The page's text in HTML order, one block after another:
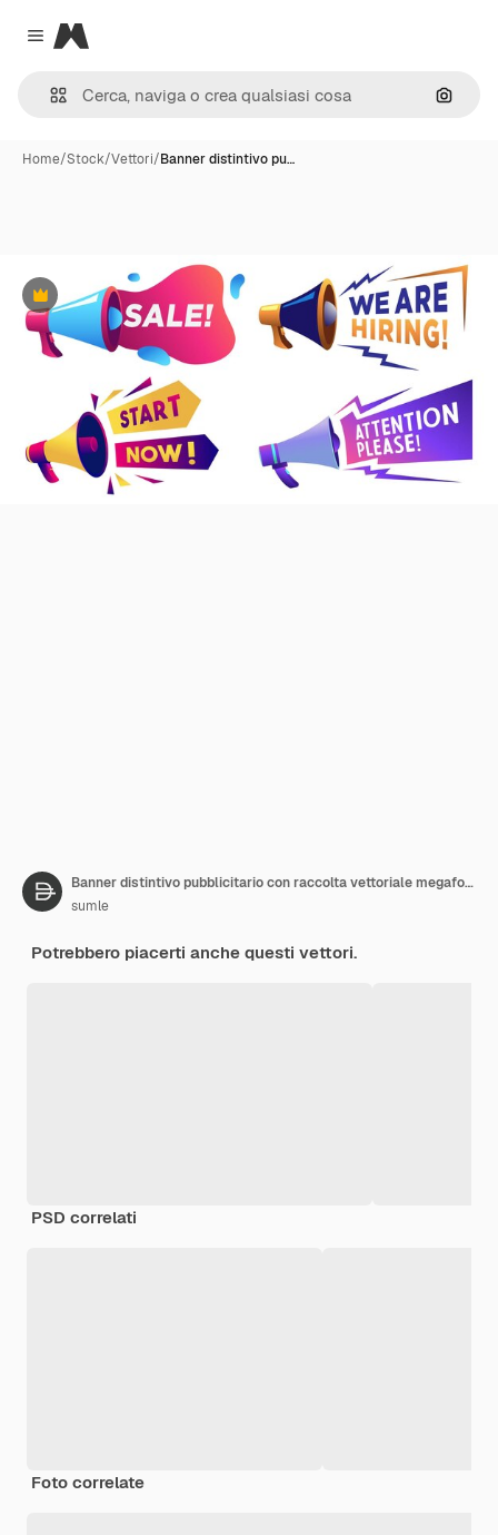
Close menu
Magnific
Cerca
Home/Stock/Vettori/Banner distintivo pu…
Premium
Banner distintivo pubblicitario con raccolta vettoriale megafono
sumle
Potrebbero piacerti anche questi vettori.
PSD correlati
Foto correlate